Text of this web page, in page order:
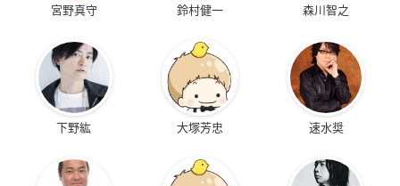
宮野真守 鈴村健一 森川智之
下野紘 大塚芳忠 速水奨